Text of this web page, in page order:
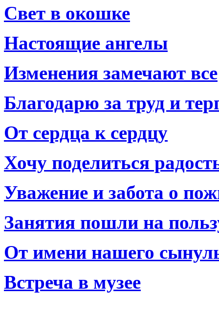
Свет в окошке
Настоящие ангелы
Изменения замечают все
Благодарю за труд и
От сердца к сердцу
Хочу поделиться
Уважение и забота о
Занятия пошли на
От имени нашего
Встреча в музее